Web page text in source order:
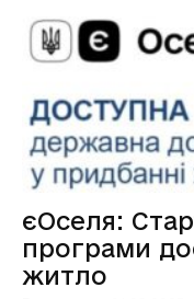
єОселя:
програми
житло